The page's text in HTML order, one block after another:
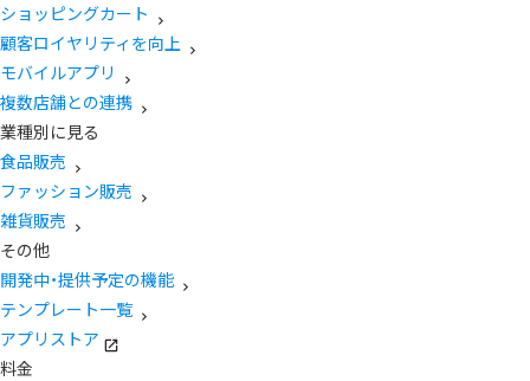
ショッピングカート
顧客ロイヤリティを向上
モバイルアプリ
複数店舗との連携
業種別に見る
食品販売
ファッション販売
雑貨販売
その他
開発中・提供予定の機能
テンプレート一覧
アプリストア
料金